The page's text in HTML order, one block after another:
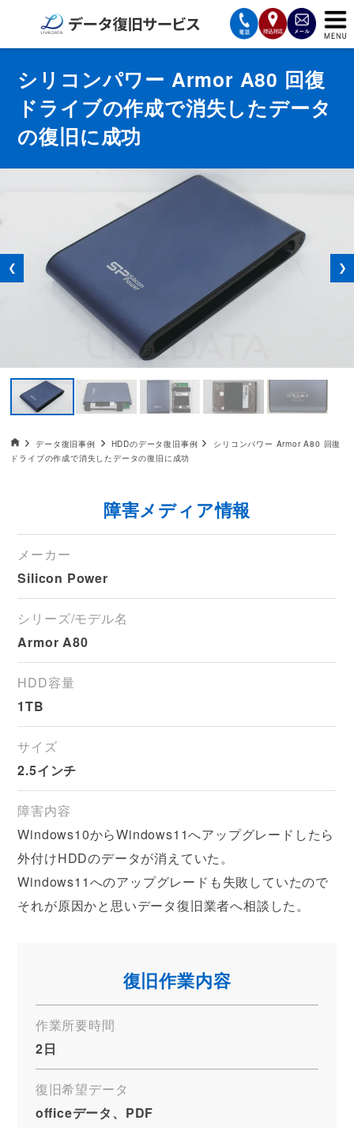
復旧費用と納期
サービスの流れ
データ復旧事例
お客様の声
会社案内
シリコンパワー Armor A80 回復
ドライブの作成で消失したデータ
の復旧に成功
❮ ❯
データ復旧HOME
データ復旧事例 HDDのデータ復旧事例
シリコンパワー Armor A80 回復
ドライブの作成で消失したデータの復旧に成功
障害メディア情報
メーカー
Silicon Power
シリーズ/モデル名
Armor A80
HDD容量
1TB
サイズ
2.5インチ
障害内容
Windows10からWindows11へアップグレードしたら
外付けHDDのデータが消えていた。
Windows11へのアップグレードも失敗していたので
それが原因かと思いデータ復旧業者へ相談した。
復旧作業内容
作業所要時間
2日
復旧希望データ
officeデータ、PDF